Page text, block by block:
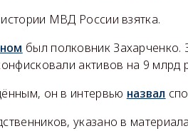
МВД России взятка.
был полковник Захарченко.
активов на 9 млрд
он в интервью назвал
указано в